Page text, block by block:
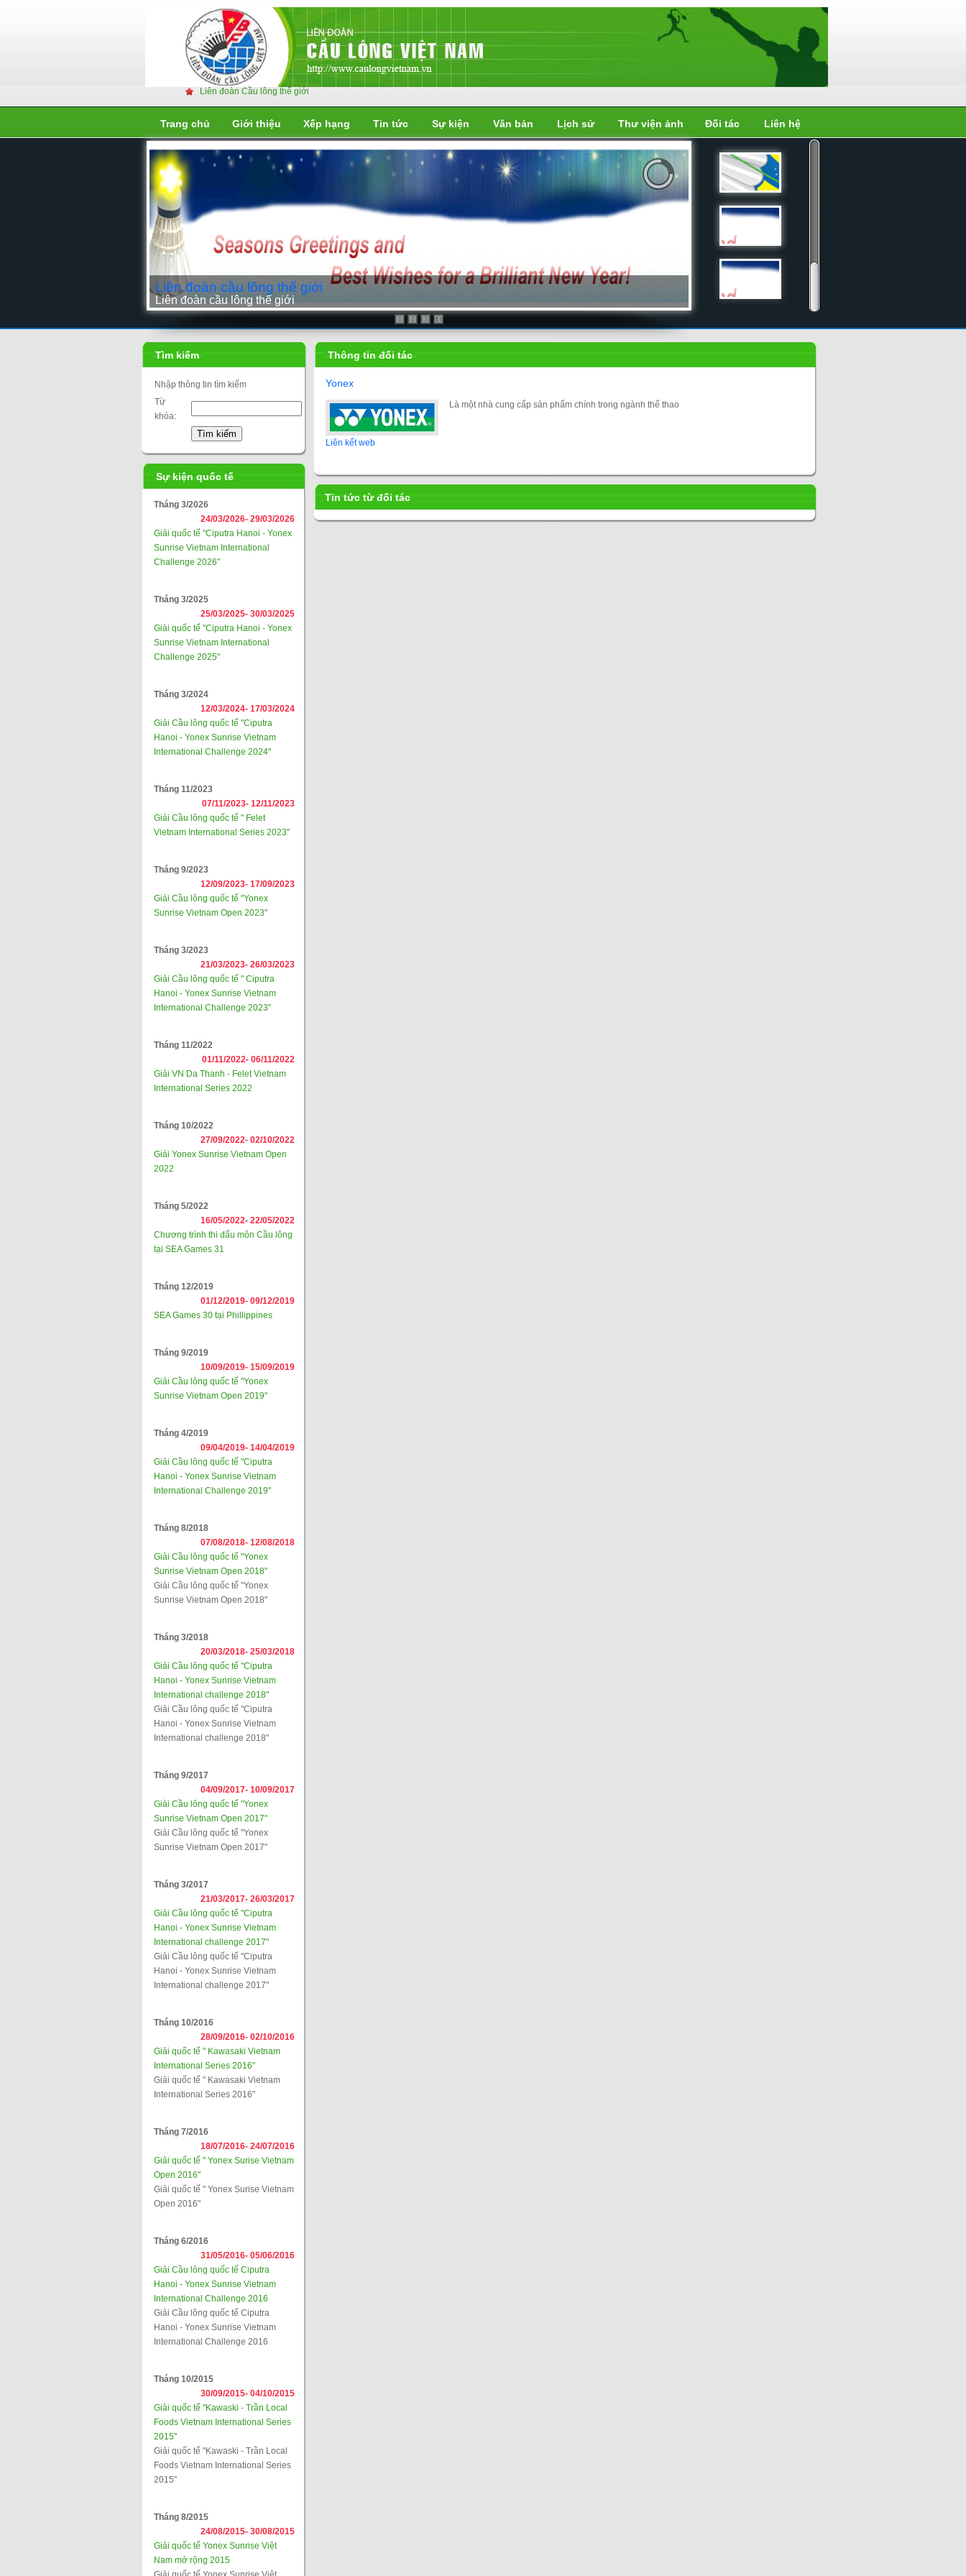
Liên đoàn Cầu lông thế giới
Trang chủ Giới thiệu Xếp hạng Tin tức Sự kiện Văn bản Lịch sử Thư viện ảnh Đối tác Liên hệ
Liên đoàn cầu lông thế giới
Liên đoàn cầu lông thế giới
1 2 3 4
cầu...
Liên đoàn
cầu...
Liên đoàn
cầu...
Liên đoàn
Tìm kiếm
Nhập thông tin tìm kiếm
Từ
khóa:
Sự kiện quốc tế
Tháng 3/2026
24/03/2026- 29/03/2026
Giải quốc tế "Ciputra Hanoi - Yonex
Sunrise Vietnam International
Challenge 2026"
Tháng 3/2025
25/03/2025- 30/03/2025
Giải quốc tế "Ciputra Hanoi - Yonex
Sunrise Vietnam International
Challenge 2025"
Tháng 3/2024
12/03/2024- 17/03/2024
Giải Cầu lông quốc tế "Ciputra
Hanoi - Yonex Sunrise Vietnam
International Challenge 2024"
Tháng 11/2023
07/11/2023- 12/11/2023
Giải Cầu lông quốc tế " Felet
Vietnam International Series 2023"
Tháng 9/2023
12/09/2023- 17/09/2023
Giải Cầu lông quốc tế "Yonex
Sunrise Vietnam Open 2023"
Tháng 3/2023
21/03/2023- 26/03/2023
Giải Cầu lông quốc tế " Ciputra
Hanoi - Yonex Sunrise Vietnam
International Challenge 2023"
Tháng 11/2022
01/11/2022- 06/11/2022
Giải VN Da Thanh - Felet Vietnam
International Series 2022
Tháng 10/2022
27/09/2022- 02/10/2022
Giải Yonex Sunrise Vietnam Open
2022
Tháng 5/2022
16/05/2022- 22/05/2022
Chương trình thi đấu môn Cầu lông
tại SEA Games 31
Tháng 12/2019
01/12/2019- 09/12/2019
SEA Games 30 tại Phillippines
Tháng 9/2019
10/09/2019- 15/09/2019
Giải Cầu lông quốc tế "Yonex
Sunrise Vietnam Open 2019"
Tháng 4/2019
09/04/2019- 14/04/2019
Giải Cầu lông quốc tế "Ciputra
Hanoi - Yonex Sunrise Vietnam
International Challenge 2019"
Tháng 8/2018
07/08/2018- 12/08/2018
Giải Cầu lông quốc tế "Yonex
Sunrise Vietnam Open 2018"
Giải Cầu lông quốc tế "Yonex
Sunrise Vietnam Open 2018"
Tháng 3/2018
20/03/2018- 25/03/2018
Giải Cầu lông quốc tế "Ciputra
Hanoi - Yonex Sunrise Vietnam
International challenge 2018"
Giải Cầu lông quốc tế "Ciputra
Hanoi - Yonex Sunrise Vietnam
International challenge 2018"
Tháng 9/2017
04/09/2017- 10/09/2017
Giải Cầu lông quốc tế "Yonex
Sunrise Vietnam Open 2017"
Giải Cầu lông quốc tế "Yonex
Sunrise Vietnam Open 2017"
Tháng 3/2017
21/03/2017- 26/03/2017
Giải Cầu lông quốc tế "Ciputra
Hanoi - Yonex Sunrise Vietnam
International challenge 2017"
Giải Cầu lông quốc tế "Ciputra
Hanoi - Yonex Sunrise Vietnam
International challenge 2017"
Tháng 10/2016
28/09/2016- 02/10/2016
Giải quốc tế " Kawasaki Vietnam
International Series 2016"
Giải quốc tế " Kawasaki Vietnam
International Series 2016"
Tháng 7/2016
18/07/2016- 24/07/2016
Giải quốc tế " Yonex Surise Vietnam
Open 2016"
Giải quốc tế " Yonex Surise Vietnam
Open 2016"
Tháng 6/2016
31/05/2016- 05/06/2016
Giải Cầu lông quốc tế Ciputra
Hanoi - Yonex Sunrise Vietnam
International Challenge 2016
Giải Cầu lông quốc tế Ciputra
Hanoi - Yonex Sunrise Vietnam
International Challenge 2016
Tháng 10/2015
30/09/2015- 04/10/2015
Giải quốc tế "Kawaski - Trần Local
Foods Vietnam International Series
2015"
Giải quốc tế "Kawaski - Trần Local
Foods Vietnam International Series
2015"
Tháng 8/2015
24/08/2015- 30/08/2015
Giải quốc tế Yonex Sunrise Việt
Nam mở rộng 2015
Thông tin đối tác
Yonex
Là một nhà cung cấp sản phẩm chính trong ngành thể thao
Liên kết web
Tin tức từ đối tác